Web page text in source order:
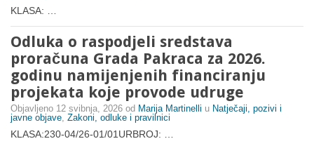
KLASA: …
Odluka o raspodjeli sredstava
proračuna Grada Pakraca za 2026.
godinu namijenjenih financiranju
projekata koje provode udruge
Objavljeno 12 svibnja, 2026 od Marija Martinelli u Natječaji, pozivi i
javne objave, Zakoni, odluke i pravilnici
KLASA:230-04/26-01/01URBROJ: …